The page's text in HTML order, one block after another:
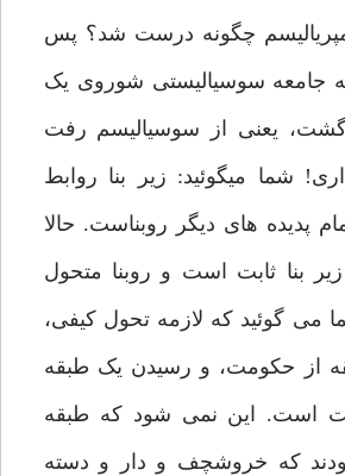
چگونه درست شد؟ پس
جامعه سوسیالیستی شوروی یک
یعنی از سوسیالیسم رفت
شما میگوئید: زیر بنا روابط
پدیده های دیگر روبناست. حالا
بنا ثابت است و روبنا متحول
گوئید که لازمه تحول کیفی،
از حکومت، و رسیدن یک طبقه
است. این نمی شود که طبقه
که خروشچف و دار و دسته